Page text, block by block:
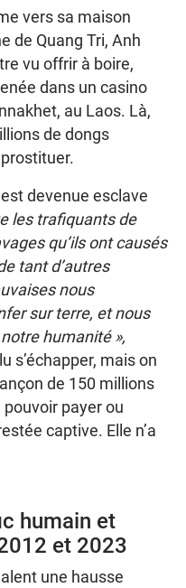
vers sa maison
de Quang Tri, Anh
vu offrir à boire,
dans un casino
au Laos. Là,
de dongs
devenue esclave
les trafiquants de
qu’ils ont causés
tant d’autres
nous
sur terre, et nous
humanité »,
s’échapper, mais on
de 150 millions
payer ou
captive. Elle n’a
humain et
et 2023
une hausse